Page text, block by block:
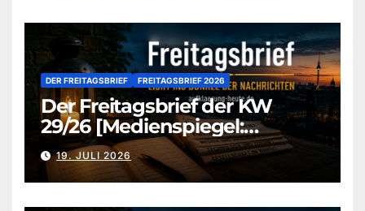
DER FREITAGSBRIEF FREITAGSBRIEF 2026
Der Freitagsbrief der KW
29/26 [Medienspiegel:
aufklaerung-heute.de]
19. JULI 2026